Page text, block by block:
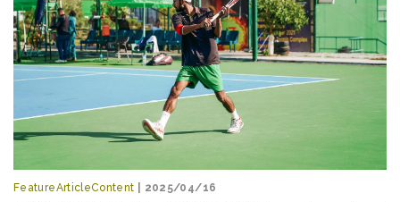
FeatureArticleContent | 2025/04/16